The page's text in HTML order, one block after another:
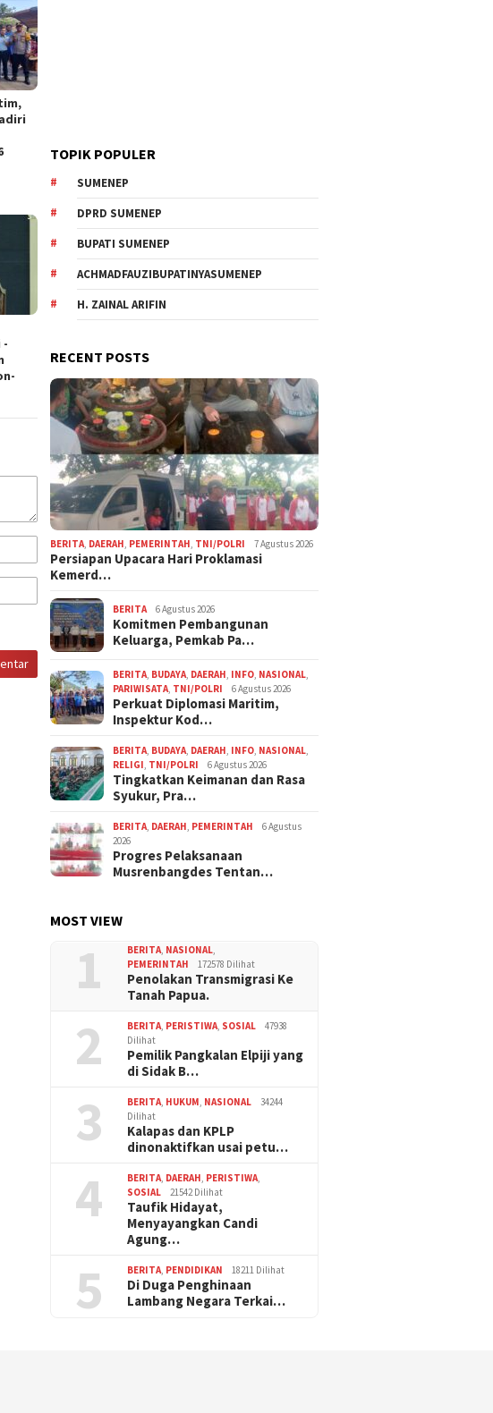
-
TOPIK POPULER
SUMENEP
DPRD SUMENEP
BUPATI SUMENEP
ACHMADFAUZIBUPATINYASUMENEP
H. ZAINAL ARIFIN
RECENT POSTS
BERITA, DAERAH, PEMERINTAH, TNI/POLRI 7 Agustus 2026
Persiapan Upacara Hari Proklamasi
Kemerd…
BERITA 6 Agustus 2026
Komitmen Pembangunan
Keluarga, Pemkab Pa…
BERITA, BUDAYA, DAERAH, INFO, NASIONAL,
PARIWISATA, TNI/POLRI 6 Agustus 2026
Perkuat Diplomasi Maritim,
Inspektur Kod…
BERITA, BUDAYA, DAERAH, INFO, NASIONAL,
RELIGI, TNI/POLRI 6 Agustus 2026
Tingkatkan Keimanan dan Rasa
Syukur, Pra…
BERITA, DAERAH, PEMERINTAH
6 Agustus
2026
Progres Pelaksanaan
Musrenbangdes Tentan…
MOST VIEW
1 BERITA, NASIONAL,
PEMERINTAH
172578 Dilihat
Penolakan Transmigrasi Ke
Tanah Papua.
2 BERITA, PERISTIWA, SOSIAL
47938
Dilihat
Pemilik Pangkalan Elpiji yang
di Sidak B…
3 BERITA, HUKUM, NASIONAL
34244
Dilihat
Kalapas dan KPLP
dinonaktifkan usai petu…
4 BERITA, DAERAH, PERISTIWA,
SOSIAL
21542 Dilihat
Taufik Hidayat,
Menyayangkan Candi
Agung…
5 BERITA, PENDIDIKAN 18211 Dilihat
Di Duga Penghinaan
Lambang Negara Terkai…